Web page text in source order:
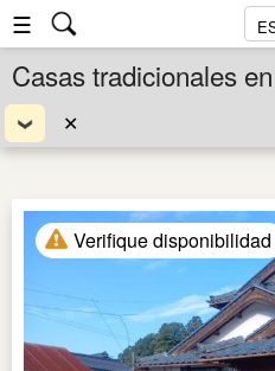
☰
✕
Verifique disponibilidad